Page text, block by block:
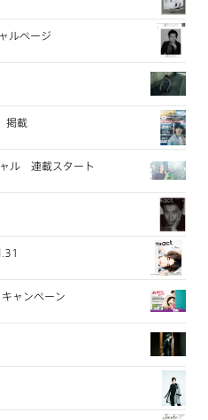
ルページ
掲載
ル 連載スタート
ャンペーン